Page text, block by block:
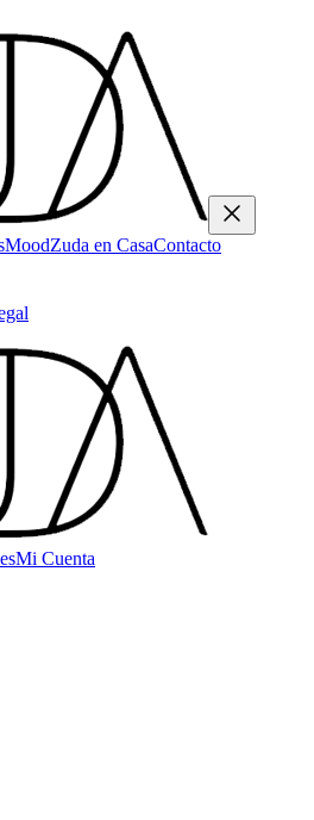
MoodZuda en CasaContacto
Mi Cuenta